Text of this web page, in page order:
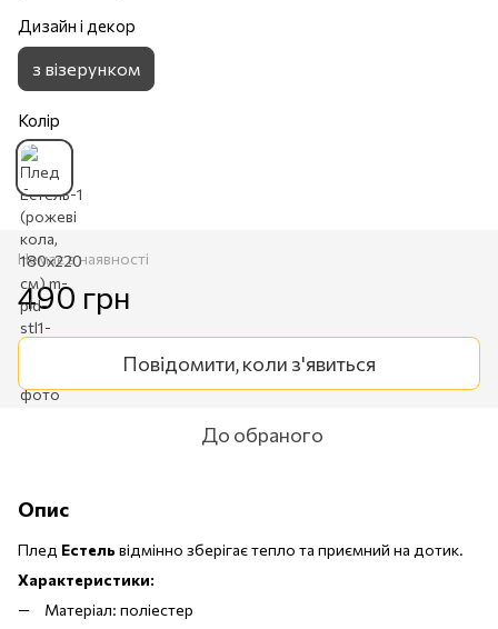
Дизайн і декор
з візерунком
Колір
Немає в наявності
490 грн
Повідомити, коли з'явиться
До обраного
Опис
Плед Естельвідмінно зберігає тепло та приємний на дотик.
Характеристики:
Матеріал: поліестер